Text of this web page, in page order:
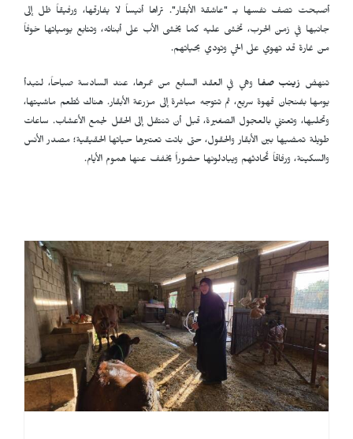
أصبحت تصف نفسها بـ "عاشقة الأبقار". تراها أنيساً لا يفارقها، ورفيقاً ظل إلى
جانبها في زمن الحرب، تخشى عليه كما يخشى الأب على أبنائه، وتتابع يومياتها خوفاً
من غارة قد تهوي على الحي وتودي بحياتهم.
تنهض زينب صفا وهي في العقد السابع من عمرها، عند السادسة صباحاً، لتبدأ
يومها بفنجان قهوة سريع، ثم تتوجه مباشرة إلى مزرعة الأبقار. هناك تُطعم ماشيتها،
وتحلبها، وتعتني بالعجول الصغيرة، قبل أن تنتقل إلى الحقل لجمع الأعشاب. ساعات
طويلة تمضيها بين الأبقار والحقول، حتى باتت تعتبرها حياتها الحقيقية؛ مصدر الأنس
والسكينة، ورفاقاً تُحادثهم ويبادلونها حضوراً يخفف عنها هموم الأيام.